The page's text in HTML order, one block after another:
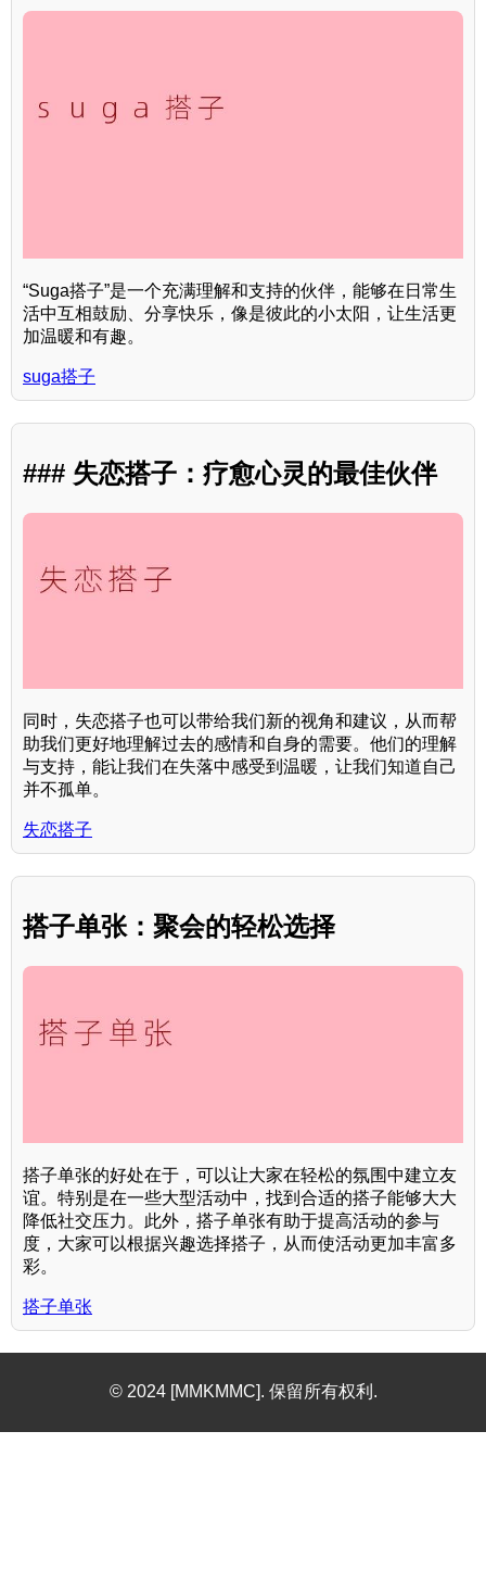
“Suga搭子”是一个充满理解和支持的伙伴，能够在日常生
活中互相鼓励、分享快乐，像是彼此的小太阳，让生活更
加温暖和有趣。
suga搭子
### 失恋搭子：疗愈心灵的最佳伙伴
同时，失恋搭子也可以带给我们新的视角和建议，从而帮
助我们更好地理解过去的感情和自身的需要。他们的理解
与支持，能让我们在失落中感受到温暖，让我们知道自己
并不孤单。
失恋搭子
搭子单张：聚会的轻松选择
搭子单张的好处在于，可以让大家在轻松的氛围中建立友
谊。特别是在一些大型活动中，找到合适的搭子能够大大
降低社交压力。此外，搭子单张有助于提高活动的参与
度，大家可以根据兴趣选择搭子，从而使活动更加丰富多
彩。
搭子单张
© 2024 [MMKMMC]. 保留所有权利.